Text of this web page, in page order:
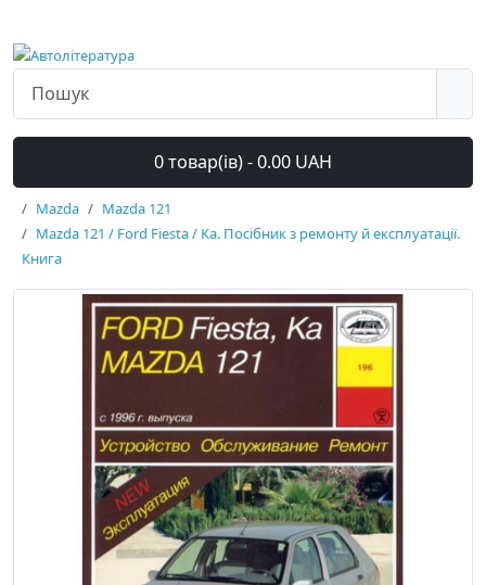
0 товар(ів) - 0.00 UAH
Mazda
Mazda 121
Mazda 121 / Ford Fiesta / Kа. Посібник з ремонту й експлуатації.
Книга